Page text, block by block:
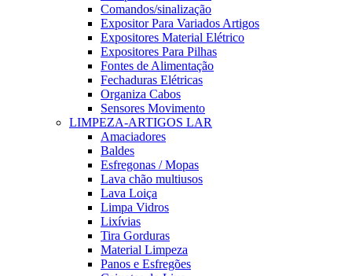
Comandos/sinalização
Expositor Para Variados Artigos
Expositores Material Elétrico
Expositores Para Pilhas
Fontes de Alimentação
Fechaduras Elétricas
Organiza Cabos
Sensores Movimento
LIMPEZA-ARTIGOS LAR
Amaciadores
Baldes
Esfregonas / Mopas
Lava chão multiusos
Lava Loiça
Limpa Vidros
Lixívias
Tira Gorduras
Material Limpeza
Panos e Esfregões